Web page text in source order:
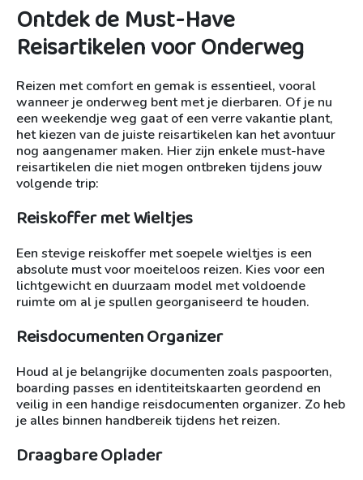
Ontdek de Must-Have
Reisartikelen voor Onderweg
Reizen met comfort en gemak is essentieel, vooral
wanneer je onderweg bent met je dierbaren. Of je nu
een weekendje weg gaat of een verre vakantie plant,
het kiezen van de juiste reisartikelen kan het avontuur
nog aangenamer maken. Hier zijn enkele must-have
reisartikelen die niet mogen ontbreken tijdens jouw
volgende trip:
Reiskoffer met Wieltjes
Een stevige reiskoffer met soepele wieltjes is een
absolute must voor moeiteloos reizen. Kies voor een
lichtgewicht en duurzaam model met voldoende
ruimte om al je spullen georganiseerd te houden.
Reisdocumenten Organizer
Houd al je belangrijke documenten zoals paspoorten,
boarding passes en identiteitskaarten geordend en
veilig in een handige reisdocumenten organizer. Zo heb
je alles binnen handbereik tijdens het reizen.
Draagbare Oplader